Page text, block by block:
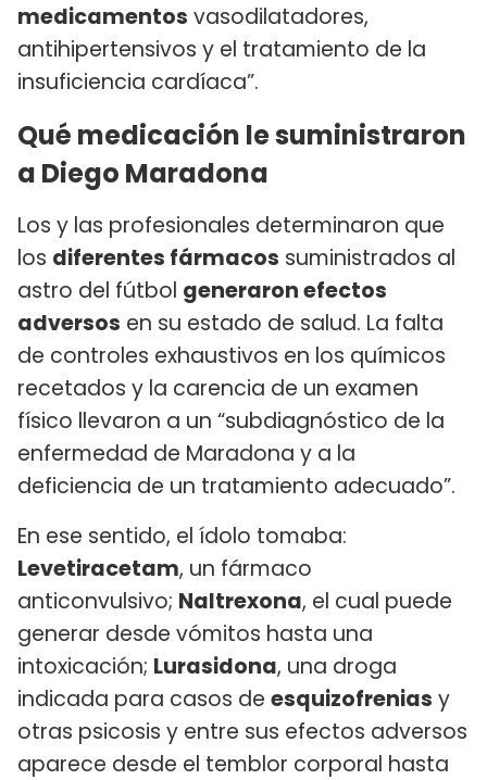
medicamentos vasodilatadores,
antihipertensivos y el tratamiento de la
insuficiencia cardíaca”.
Qué medicación le suministraron
a Diego Maradona
Los y las profesionales determinaron que
los diferentes fármacos suministrados al
astro del fútbol generaron efectos
adversos en su estado de salud. La falta
de controles exhaustivos en los químicos
recetados y la carencia de un examen
físico llevaron a un “subdiagnóstico de la
enfermedad de Maradona y a la
deficiencia de un tratamiento adecuado”.
En ese sentido, el ídolo tomaba:
Levetiracetam, un fármaco
anticonvulsivo; Naltrexona, el cual puede
generar desde vómitos hasta una
intoxicación; Lurasidona, una droga
indicada para casos de esquizofrenias y
otras psicosis y entre sus efectos adversos
aparece desde el temblor corporal hasta